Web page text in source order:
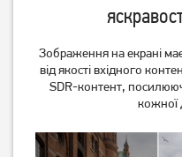
Зображення на екрані
від якості вхідного
SDR-контент,
кожної